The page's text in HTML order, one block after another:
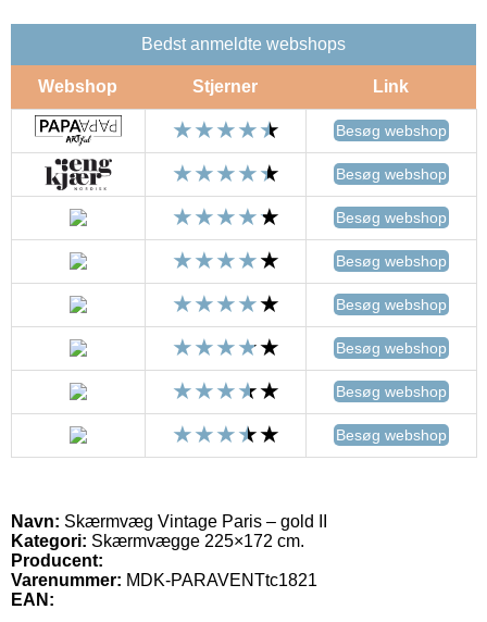
Bedst anmeldte webshops
Webshop Stjerner Link
Besøg webshop
Besøg webshop
Besøg webshop
Besøg webshop
Besøg webshop
Besøg webshop
Besøg webshop
Besøg webshop
Navn: Skærmvæg Vintage Paris – gold II
Kategori: Skærmvægge 225×172 cm.
Producent:
Varenummer: MDK-PARAVENTtc1821
EAN: